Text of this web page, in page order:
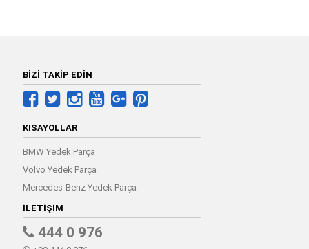
BİZİ TAKİP EDİN
KISAYOLLAR
BMW Yedek Parça
Volvo Yedek Parça
Mercedes-Benz Yedek Parça
İLETIŞIM
444 0 976